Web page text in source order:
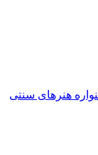
هنرهای سنتی